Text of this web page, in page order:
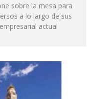
sobre la mesa para
a lo largo de sus
actual